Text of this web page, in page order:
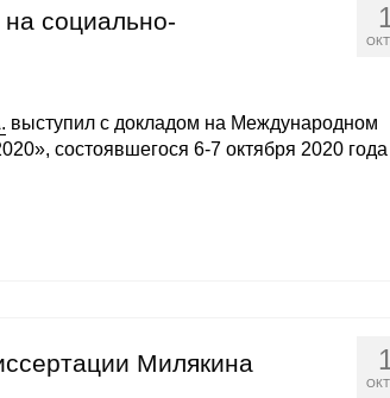
социально-
выступил с докладом на Международном
состоявшегося 6-7 октября 2020 года
Милякина